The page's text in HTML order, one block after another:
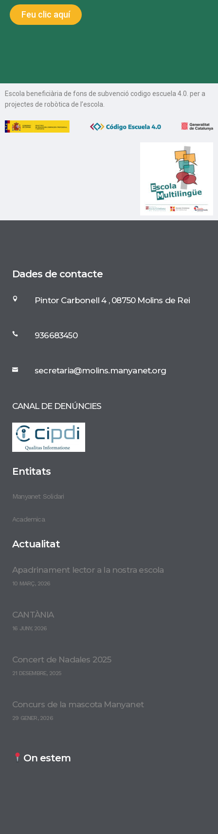
Feu clic aquí
Escola beneficiària de fons de subvenció codigo escuela 4.0. per a
projectes de robòtica de l’escola.
Dades de contacte
Pintor Carbonell 4 , 08750 Molins de Rei
936683450
secretaria@molins.manyanet.org
CANAL DE DENÚNCIES
Entitats
Manyanet Solidari
Academica
Actualitat
Apadrinament lector a la nostra escola
10 MARÇ, 2026
CANTÀNIA
16 JUNY, 2026
Concert de Nadales 2025
21 DESEMBRE, 2025
Concurs de la mascota Manyanet
29 GENER, 2026
On estem